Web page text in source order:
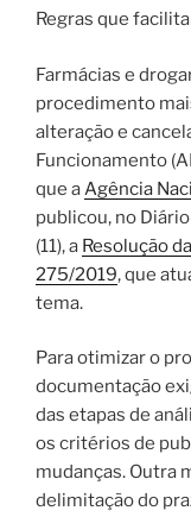
Regras que
Farmácias e
procedimento
alteração e
Funcionamento
que aAgência
publicou, no
(11), a Resolução
275/2019, que
tema.
Para otimizar o
documentação
das etapas de
os critérios de
mudanças. Outra
delimitação do